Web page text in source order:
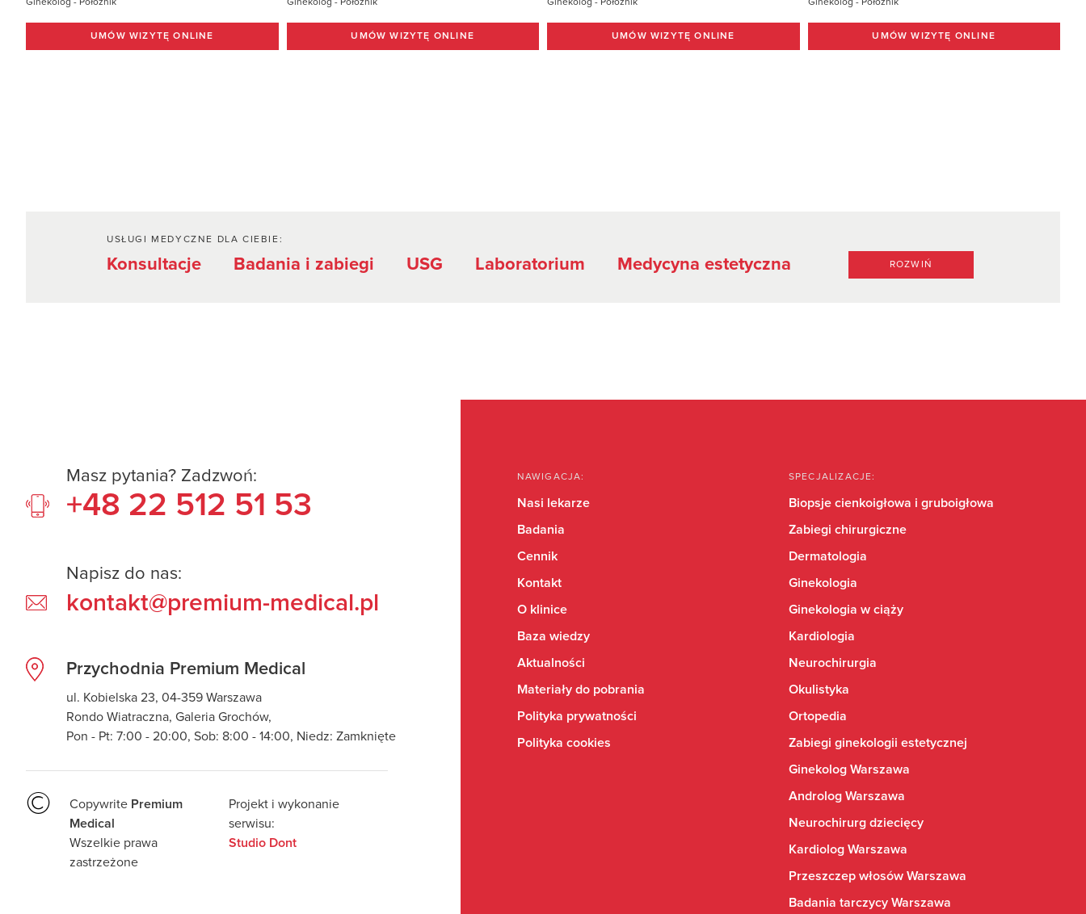
UMÓW WIZYTĘ ONLINE UMÓW WIZYTĘ ONLINE UMÓW WIZYTĘ ONLINE UMÓW WIZYTĘ ONLINE
USŁUGI MEDYCZNE DLA CIEBIE:
Konsultacje Badania i zabiegi USG Laboratorium Medycyna estetyczna ROZWIŃ
Masz pytania? Zadzwoń:
+48 22 512 51 53
Napisz do nas:
kontakt@premium-medical.pl
Przychodnia Premium Medical
ul. Kobielska 23, 04-359 Warszawa
Rondo Wiatraczna, Galeria Grochów,
Pon - Pt: 7:00 - 20:00, Sob: 8:00 - 14:00, Niedz: Zamknięte
© Copywrite Premium
Medical
Wszelkie prawa
zastrzeżone
Projekt i wykonanie
serwisu:
Studio Dont
NAWIGACJA:
Nasi lekarze
Badania
Cennik
Kontakt
O klinice
Baza wiedzy
Aktualności
Materiały do pobrania
Polityka prywatności
Polityka cookies
SPECJALIZACJE:
Biopsje cienkoigłowa i gruboigłowa
Zabiegi chirurgiczne
Dermatologia
Ginekologia
Ginekologia w ciąży
Kardiologia
Neurochirurgia
Okulistyka
Ortopedia
Zabiegi ginekologii estetycznej
Ginekolog Warszawa
Androlog Warszawa
Neurochirurg dziecięcy
Kardiolog Warszawa
Przeszczep włosów Warszawa
Badania tarczycy Warszawa